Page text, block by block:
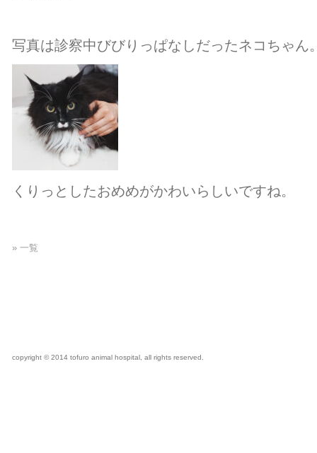
写真は診察中びびりっぱなしだったネコちゃん
くりっとしたおめめがかわいらしいですね。
» 一覧
copyright © 2014 tofuro animal hospital, all rights reserved.